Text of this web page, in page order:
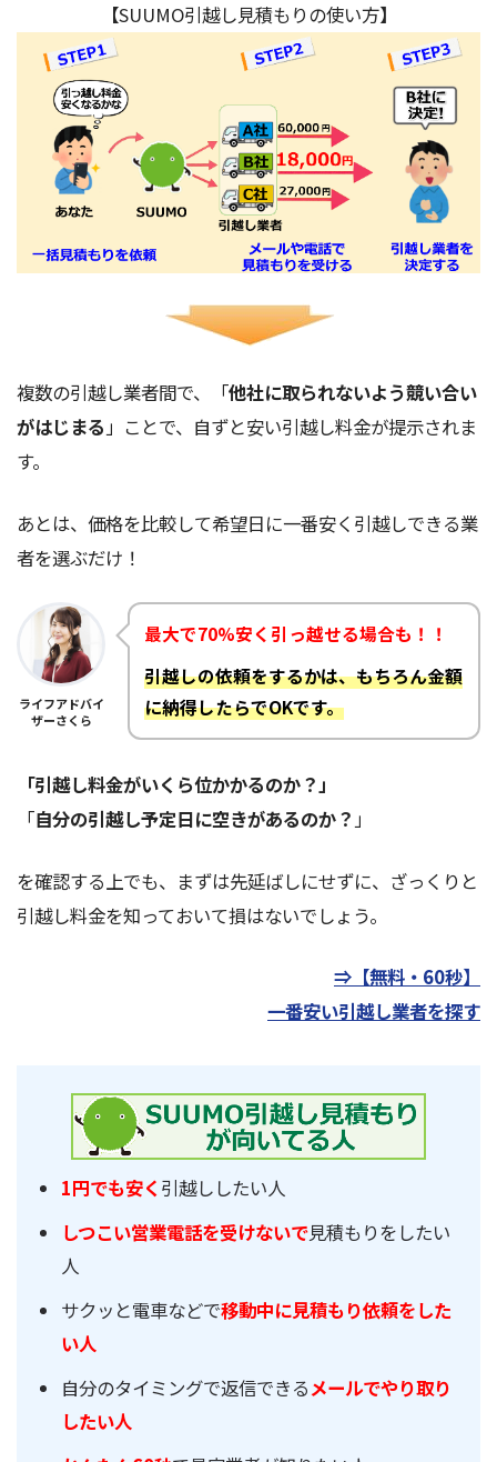
【SUUMO引越し見積もりの使い方】
複数の引越し業者間で、「他社に取られないよう競い合い
がはじまる」ことで、自ずと安い引越し料金が提示されま
す。
あとは、価格を比較して希望日に一番安く引越しできる業
者を選ぶだけ！
ライフアドバイ
ザーさくら
最大で70%安く引っ越せる場合も！！
引越しの依頼をするかは、もちろん金額
に納得したらでOKです。
「引越し料金がいくら位かかるのか？」
「自分の引越し予定日に空きがあるのか？」
を確認する上でも、まずは先延ばしにせずに、ざっくりと
引越し料金を知っておいて損はないでしょう。
⇒【無料・60秒】
一番安い引越し業者を探す
1円でも安く引越ししたい人
しつこい営業電話を受けないで見積もりをしたい
人
サクッと電車などで移動中に見積もり依頼をした
い人
自分のタイミングで返信できるメールでやり取り
したい人